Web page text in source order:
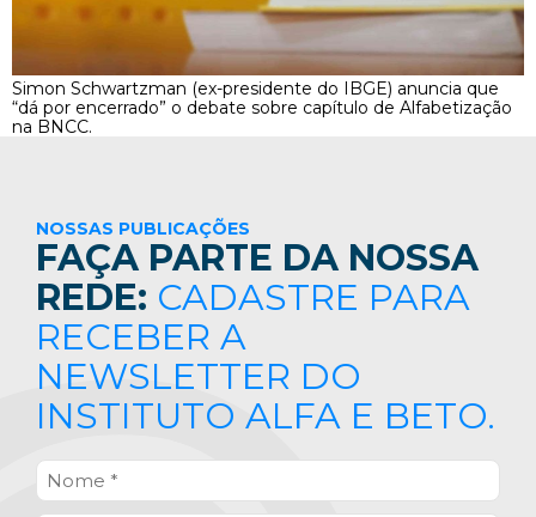
Simon Schwartzman (ex-presidente do IBGE) anuncia que
“dá por encerrado” o debate sobre capítulo de Alfabetização
na BNCC.
NOSSAS PUBLICAÇÕES
FAÇA PARTE DA NOSSA
REDE: CADASTRE PARA
RECEBER A
NEWSLETTER DO
INSTITUTO ALFA E BETO.